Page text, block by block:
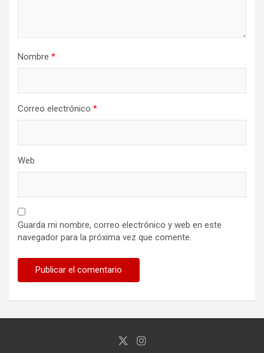
Nombre *
Correo electrónico *
Web
Guarda mi nombre, correo electrónico y web en este
navegador para la próxima vez que comente.